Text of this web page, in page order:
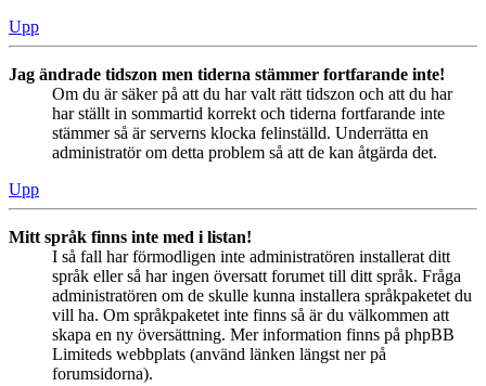
Upp
Jag ändrade tidszon men tiderna stämmer fortfarande inte!
Om du är säker på att du har valt rätt tidszon och att du har
har ställt in sommartid korrekt och tiderna fortfarande inte
stämmer så är serverns klocka felinställd. Underrätta en
administratör om detta problem så att de kan åtgärda det.
Upp
Mitt språk finns inte med i listan!
I så fall har förmodligen inte administratören installerat ditt
språk eller så har ingen översatt forumet till ditt språk. Fråga
administratören om de skulle kunna installera språkpaketet du
vill ha. Om språkpaketet inte finns så är du välkommen att
skapa en ny översättning. Mer information finns på phpBB
Limiteds webbplats (använd länken längst ner på
forumsidorna).